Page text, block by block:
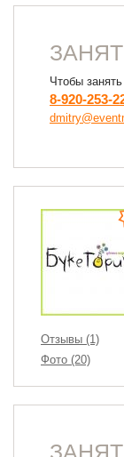
Чтобы
8-920-253-
Отзывы (1)
Фото (20)